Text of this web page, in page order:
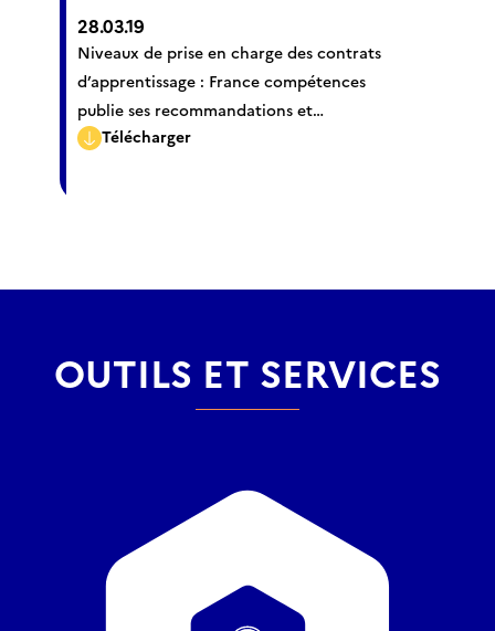
28.03.19
Niveaux de prise en charge des contrats
d’apprentissage : France compétences
publie ses recommandations et
l’ensemble des valeurs convergentes
Télécharger
OUTILS ET SERVICES